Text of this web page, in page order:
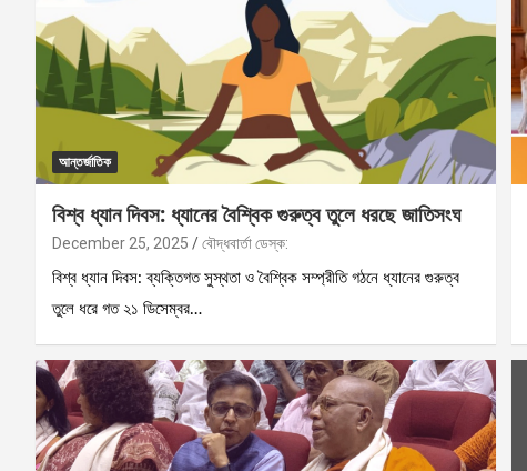
আন্তর্জাতিক
বিশ্ব ধ্যান দিবস: ধ্যানের বৈশ্বিক গুরুত্ব তুলে ধরছে জাতিসংঘ
December 25, 2025 বৌদ্ধবার্তা ডেস্ক:
বিশ্ব ধ্যান দিবস: ব্যক্তিগত সুস্থতা ও বৈশ্বিক সম্প্রীতি গঠনে ধ্যানের গুরুত্ব
তুলে ধরে গত ২১ ডিসেম্বর…